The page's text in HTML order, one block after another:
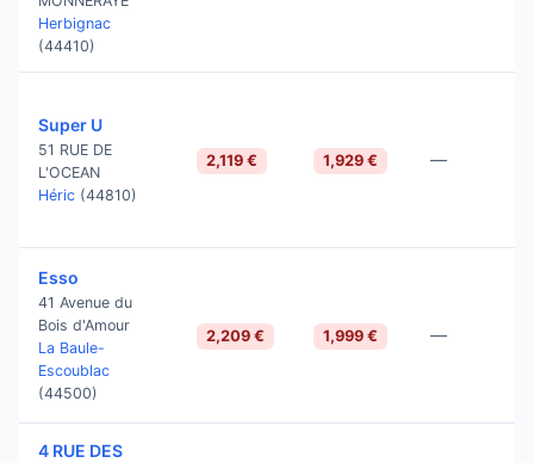
Herbignac
(44410)
Super U
51 RUE DE
L'OCEAN
Héric (44810)
2,119 € 1,929 € —
Esso
41 Avenue du
Bois d'Amour
La Baule-
Escoublac
(44500)
2,209 € 1,999 € —
4 RUE DES